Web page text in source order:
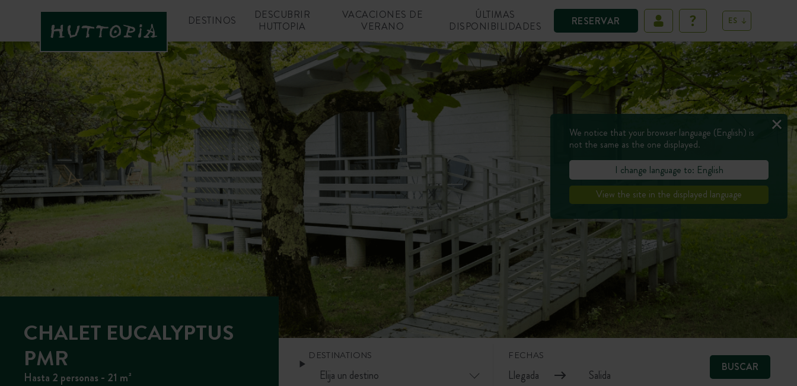
RESERVAR
DESTINOS
DESCUBRIR
HUTTOPIA
VACACIONES DE
VERANO
ÚLTIMAS
DISPONIBILIDADES
ES
CHALET EUCALYPTUS
PMR
Hasta 2 personas - 21 m²
DESTINATIONS FECHAS
BUSCAR
We notice that your browser language (English) is
not the same as the one displayed.
I change language to: English
View the site in the displayed language